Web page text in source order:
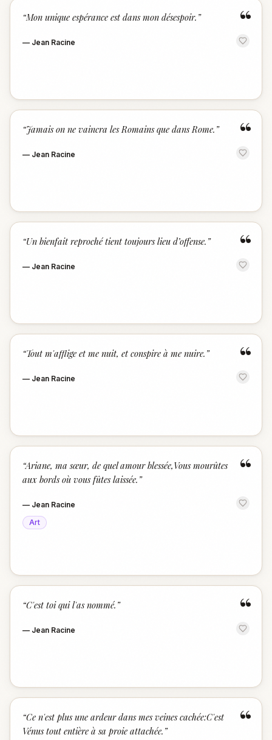
“
“Mon unique espérance est dans mon désespoir. ”
— Jean Racine
“
“Jamais on ne vaincra les Romains que dans Rome. ”
— Jean Racine
“
“Un bienfait reproché tient toujours lieu d’offense. ”
— Jean Racine
“
“Tout m'afflige et me nuit, et conspire à me nuire. ”
— Jean Racine
“
“Ariane, ma sœur, de quel amour blessée,Vous mourûtes
aux bords où vous fûtes laissée. ”
— Jean Racine
Art
“
“C'est toi qui l'as nommé. ”
— Jean Racine
“
“Ce n'est plus une ardeur dans mes veines cachée:C'est
Vénus tout entière à sa proie attachée. ”